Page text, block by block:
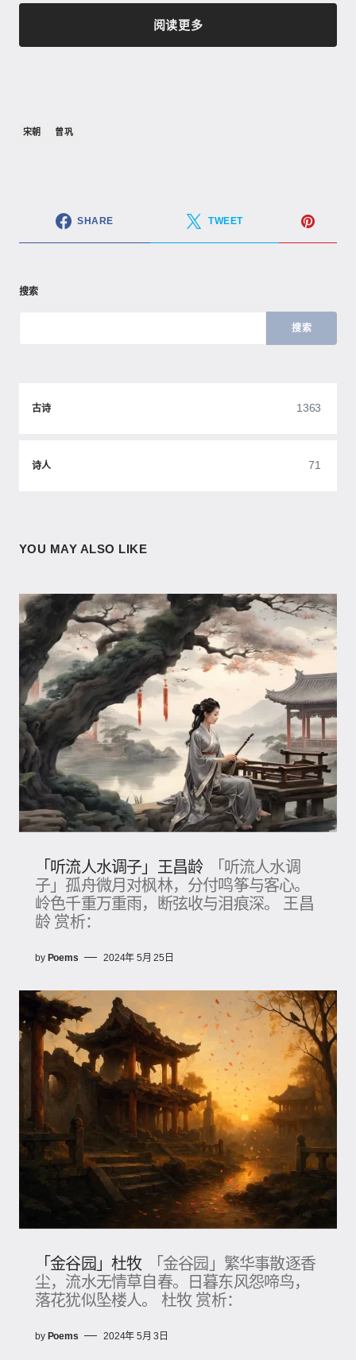
阅读更多
宋朝 曾巩
SHARE TWEET
搜索
搜索
古诗 1363
诗人 71
YOU MAY ALSO LIKE
「听流人水调子」王昌龄
「听流人水调
子」孤舟微月对枫林，分付鸣筝与客心。
岭色千重万重雨，断弦收与泪痕深。 王昌
龄 赏析：
by Poems 2024年 5月 25日
「金谷园」杜牧
「金谷园」繁华事散逐香
尘，流水无情草自春。日暮东风怨啼鸟，
落花犹似坠楼人。 杜牧 赏析：
by Poems 2024年 5月 3日